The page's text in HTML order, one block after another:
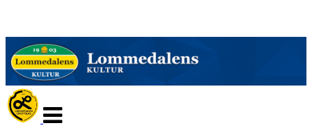
navigasjon